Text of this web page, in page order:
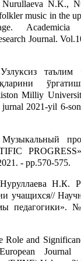
N.K.,
music in the
Academicia
Journal.
таълим
Milliy
2021-yil 6-
- pp.570-575.
Н.К.
учащихся//
педагогики».
Role and